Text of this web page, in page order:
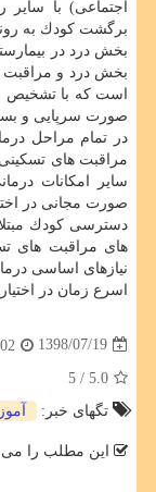
اجتماعی) با
برگشت كودك به
بخش درد در
بخش درد و مراقبت
است كه با تشخیص
صورت سرپایی و
در تمام مراحل
مراقبت های تسكینی
سایر امكانات
صورت مجانی در
دسترسی كودك
های مراقبت های
نیازهای اساسی
اسرع زمان در
1398/07/19
5.0
/ 5
تگهای خبر:
این مطلب را می